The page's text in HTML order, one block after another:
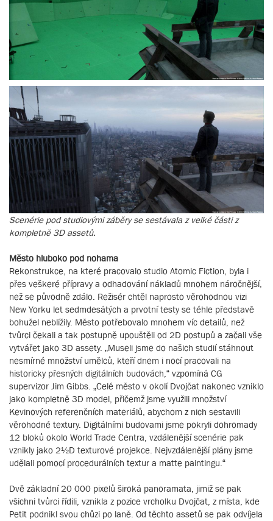
Scenérie pod studiovými záběry se sestávala z velké části z
kompletně 3D assetů.
Město hluboko pod nohama
Rekonstrukce, na které pracovalo studio Atomic Fiction, byla i
přes veškeré přípravy a odhadování nákladů mnohem náročnější,
než se původně zdálo. Režisér chtěl naprosto věrohodnou vizi
New Yorku let sedmdesátých a prvotní testy se téhle představě
bohužel neblížily. Město potřebovalo mnohem víc detailů, než
tvůrci čekali a tak postupně upouštěli od 2D postupů a začali vše
vytvářet jako 3D assety. „Museli jsme do našich studií stáhnout
nesmírné množství umělců, kteří dnem i nocí pracovali na
historicky přesných digitálních budovách,“ vzpomíná CG
supervizor Jim Gibbs. „Celé město v okolí Dvojčat nakonec vzniklo
jako kompletně 3D model, přičemž jsme využili množství
Kevinových referenčních materiálů, abychom z nich sestavili
věrohodné textury. Digitálními budovami jsme pokryli dohromady
12 bloků okolo World Trade Centra, vzdálenější scenérie pak
vznikly jako 2½D texturové projekce. Nejvzdálenější plány jsme
udělali pomocí procedurálních textur a matte paintingu.“
Dvě základní 20 000 pixelů široká panoramata, jimiž se pak
všichni tvůrci řídili, vznikla z pozice vrcholku Dvojčat, z místa, kde
Petit podnikl svou chůzi po laně. Od těchto assetů se pak odvíjela